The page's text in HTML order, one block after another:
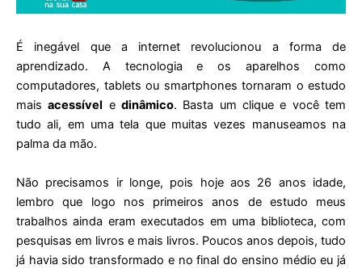
É inegável que a internet revolucionou a forma de
aprendizado. A tecnologia e os aparelhos como
computadores, tablets ou smartphones tornaram o estudo
maisacessível edinâmico. Basta um clique e você tem
tudo ali, em uma tela que muitas vezes manuseamos na
palma da mão.
Não precisamos ir longe, pois hoje aos 26 anos idade,
lembro que logo nos primeiros anos de estudo meus
trabalhos ainda eram executados em uma biblioteca, com
pesquisas em livros e mais livros. Poucos anos depois, tudo
já havia sido transformado e no final do ensino médio eu já